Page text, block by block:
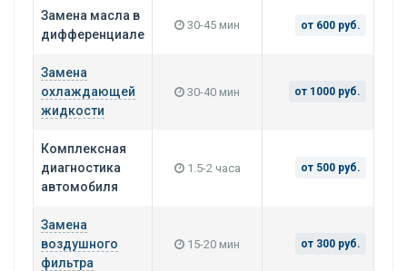
Замена масла в
дифференциале
30-45 мин от 600 руб.
Замена
охлаждающей
жидкости
30-40 мин от 1000 руб.
Комплексная
диагностика
автомобиля
1.5-2 часа от 500 руб.
Замена
воздушного
фильтра
15-20 мин от 300 руб.